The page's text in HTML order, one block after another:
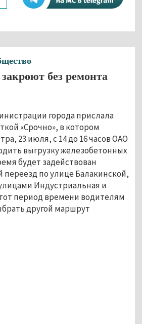
без ремонта
города прислала
«Срочно», в котором
23 июля, с 14 до 16 часов ОАО
выгрузку железобетонных
будет задействован
по улице Балакинской,
Индустриальная и
период времени водителям
другой маршрут